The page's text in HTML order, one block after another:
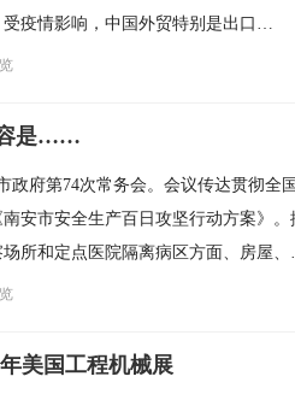
疫情影响，中国外贸特别是出口…
容是……
政府第74次常务会。会议传达贯彻全
安市安全生产百日攻坚行动方案》
所和定点医院隔离病区方面、房屋
美国工程机械展